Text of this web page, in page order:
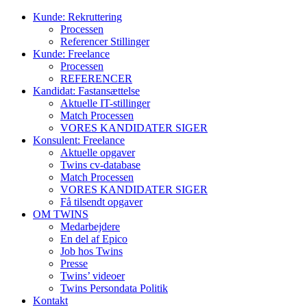
Kunde: Rekruttering
Processen
Referencer Stillinger
Kunde: Freelance
Processen
REFERENCER
Kandidat: Fastansættelse
Aktuelle IT-stillinger
Match Processen
VORES KANDIDATER SIGER
Konsulent: Freelance
Aktuelle opgaver
Twins cv-database
Match Processen
VORES KANDIDATER SIGER
Få tilsendt opgaver
OM TWINS
Medarbejdere
En del af Epico
Job hos Twins
Presse
Twins’ videoer
Twins Persondata Politik
Kontakt